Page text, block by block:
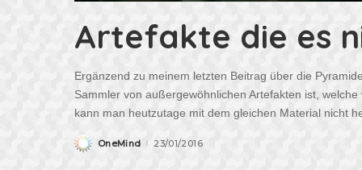
Artefakte die es
Ergänzend zu meinem letzten Beitrag über die
Sammler von außergewöhnlichen Artefakten ist,
kann man heutzutage mit dem gleichen Material nicht
Posted
by
OneMind 23/01/2016